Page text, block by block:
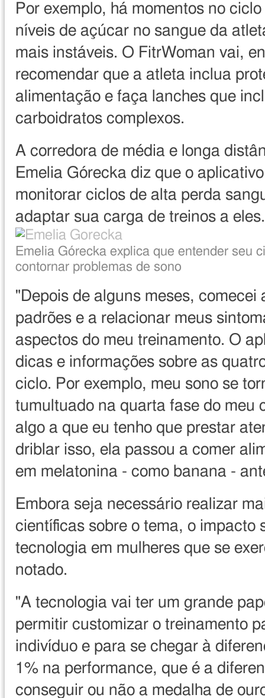
Por exemplo, há momentos no
níveis de açúcar no sangue da
mais instáveis. O FitrWoman vai,
recomendar que a atleta inclua
alimentação e faça lanches que
carboidratos complexos.
A corredora de média e longa
Emelia Górecka diz que o
monitorar ciclos de alta perda
adaptar sua carga de treinos a eles.
Direito
de
imagem
Image
caption
Emelia Górecka explica que entender seu
contornar problemas de sono
"Depois de alguns meses, comecei
padrões e a relacionar meus
aspectos do meu treinamento. O
dicas e informações sobre as
ciclo. Por exemplo, meu sono se
tumultuado na quarta fase do meu
algo a que eu tenho que prestar
driblar isso, ela passou a comer
em melatonina - como banana -
Embora seja necessário realizar
científicas sobre o tema, o impacto
tecnologia em mulheres que se
notado.
"A tecnologia vai ter um grande
permitir customizar o treinamento
indivíduo e para se chegar à
1% na performance, que é a
conseguir ou não a medalha de